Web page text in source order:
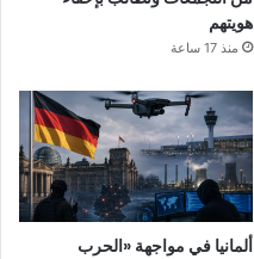
هويتهم
منذ 17 ساعة
ألمانيا في مواجهة «الحرب